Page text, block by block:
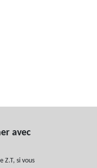
avec
Z.T, si vous